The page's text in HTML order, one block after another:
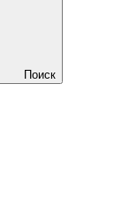
Поиск